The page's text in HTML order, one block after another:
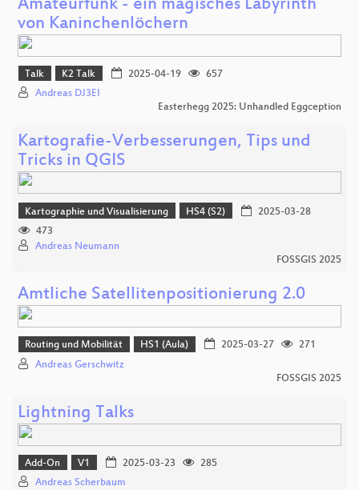
Amateurfunk - ein magisches Labyrinth
von Kaninchenlöchern
Talk K2 Talk 2025-04-19
657
Andreas DJ3EI
Easterhegg 2025: Unhandled Eggception
Kartografie-Verbesserungen, Tips und
Tricks in QGIS
Kartographie und Visualisierung HS4 (S2)
2025-03-28
473
Andreas Neumann
FOSSGIS 2025
Amtliche Satellitenpositionierung 2.0
Routing und Mobilität HS1 (Aula) 2025-03-27
271
Andreas Gerschwitz
FOSSGIS 2025
Lightning Talks
Add-On V1 2025-03-23
285
Andreas Scherbaum